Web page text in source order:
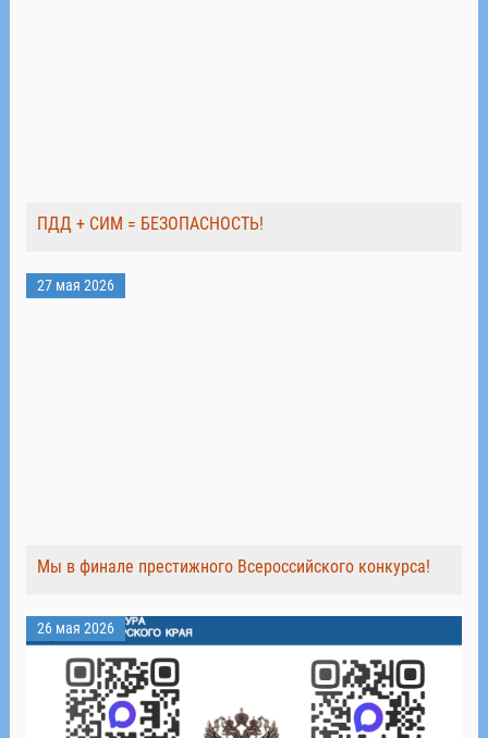
ПДД + СИМ = БЕЗОПАСНОСТЬ!
27 мая 2026
Мы в финале престижного Всероссийского конкурса!
26 мая 2026